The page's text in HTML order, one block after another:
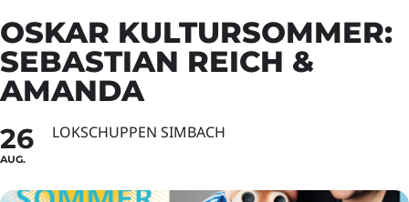
OSKAR KULTURSOMMER:
SEBASTIAN REICH &
AMANDA
26
AUG.
LOKSCHUPPEN SIMBACH